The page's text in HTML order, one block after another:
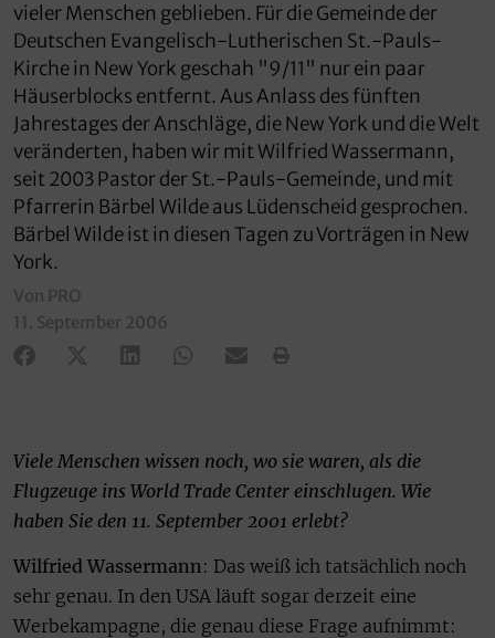
vieler Menschen geblieben. Für die Gemeinde der
Deutschen Evangelisch-Lutherischen St.-Pauls-
Kirche in New York geschah "9/11" nur ein paar
Häuserblocks entfernt. Aus Anlass des fünften
Jahrestages der Anschläge, die New York und die Welt
veränderten, haben wir mit Wilfried Wassermann,
seit 2003 Pastor der St.-Pauls-Gemeinde, und mit
Pfarrerin Bärbel Wilde aus Lüdenscheid gesprochen.
Bärbel Wilde ist in diesen Tagen zu Vorträgen in New
York.
Von PRO
11. September 2006
Viele Menschen wissen noch, wo sie waren, als die
Flugzeuge ins World Trade Center einschlugen. Wie
haben Sie den 11. September 2001 erlebt?
Wilfried Wassermann : Das weiß ich tatsächlich noch
sehr genau. In den USA läuft sogar derzeit eine
Werbekampagne, die genau diese Frage aufnimmt: